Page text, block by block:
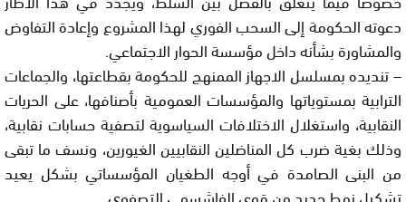
دعوته الحكومة إلى السحب الفوري لهذا المشروع وإعادة التفاوض
والمشاورة بشأنه داخل مؤسسة الحوار الاجتماعي.
– تنديده بمسلسل الاجهاز الممنهج للحكومة بقطاعتها، والجماعات
الترابية بمستوياتها والمؤسسات العمومية بأصنافها، على الحريات
النقابية، واستغلال الاختلافات السياسوية لتصفية حسابات نقابية،
وذلك بغية ضرب كل المناضلين النقابيين الغيورين، ونسف ما تبقى
من البنى الصامدة في أوجه الطغيان المؤسساتي بشكل يعيد